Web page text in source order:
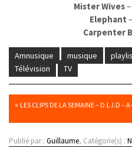
Mister Wives–
Elephant
Carpenter
Amnusique musique
Télévision
TV
« LES CLIPS DE LA SEMAINE – D.L.I.D –
Publié par : Guillaume, Catégorie(s) :